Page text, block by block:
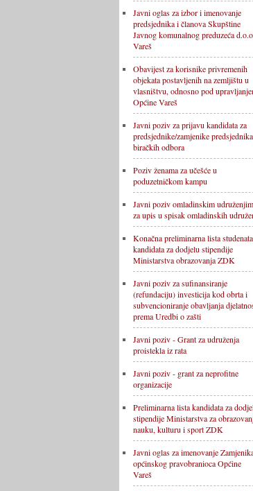
Javni oglas za izbor i imenovanje
predsjednika i članova Skupštine
Javnog komunalnog preduzeća
Vareš
Obavijest za korisnike privremenih
objekata postavljenih na zemljištu u
vlasništvu, odnosno pod
Općine Vareš
Javni poziv za prijavu kandidata za
predsjednike/zamjenike predsjednika
biračkih odbora
Poziv ženama za učešće u
poduzetničkom kampu
Javni poziv omladinskim
za upis u spisak omladinskih
Konačna preliminarna lista studenata
kandidata za dodjelu stipendije
Ministarstva obrazovanja ZDK
Javni poziv za sufinansiranje
(refundaciju) investicija kod obrta i
subvencioniranje obavljanja
prema Uredbi o zašti
Javni poziv - Grant za udruženja
proistekla iz rata
Javni poziv - grant za neprofitne
organizacije
Preliminarna lista kandidata za
stipendije Ministarstva za
nauku, kulturu i sport ZDK
Javni oglas za imenovanje
općinskog pravobranioca Općine
Vareš